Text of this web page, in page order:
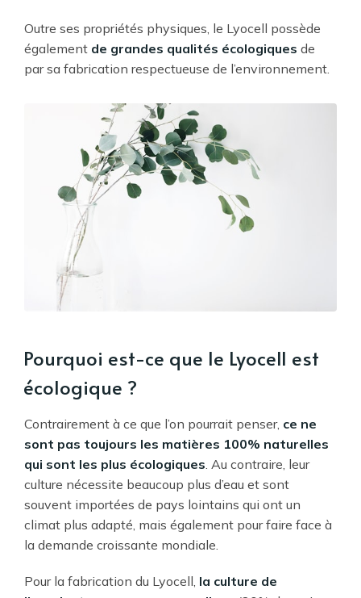
Outre ses propriétés physiques, le Lyocell possède
également de grandes qualités écologiques de
par sa fabrication respectueuse de l’environnement.
Pourquoi est-ce que le Lyocell est
écologique ?
Contrairement à ce que l’on pourrait penser, ce ne
sont pas toujours les matières 100% naturelles
qui sont les plus écologiques. Au contraire, leur
culture nécessite beaucoup plus d’eau et sont
souvent importées de pays lointains qui ont un
climat plus adapté, mais également pour faire face à
la demande croissante mondiale.
Pour la fabrication du Lyocell, la culture de